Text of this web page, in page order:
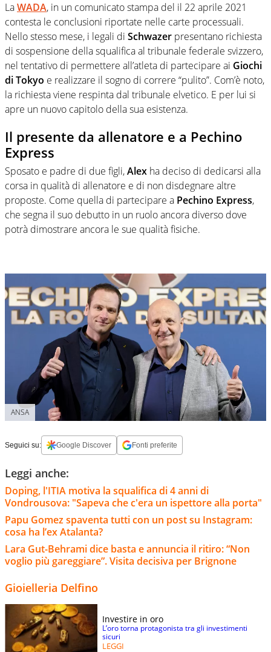
LaWADA, in un comunicato stampa del il 22 aprile 2021
contesta le conclusioni riportate nelle carte processuali.
Nello stesso mese, i legali di Schwazer presentano richiesta
di sospensione della squalifica al tribunale federale svizzero,
nel tentativo di permettere all’atleta di partecipare ai Giochi
di Tokyo e realizzare il sogno di correre “pulito”. Com’è noto,
la richiesta viene respinta dal tribunale elvetico. E per lui si
apre un nuovo capitolo della sua esistenza.
Il presente da allenatore e a Pechino
Express
Sposato e padre di due figli,Alex ha deciso di dedicarsi alla
corsa in qualità di allenatore e di non disdegnare altre
proposte. Come quella di partecipare a Pechino Express,
che segna il suo debutto in un ruolo ancora diverso dove
potrà dimostrare ancora le sue qualità fisiche.
ANSA
Seguici su: Google Discover Fonti preferite
Leggi anche:
Doping, l'ITIA motiva la squalifica di 4 anni di
Vondrousova: "Sapeva che c'era un ispettore alla porta"
Papu Gomez spaventa tutti con un post su Instagram:
cosa ha l’ex Atalanta?
Lara Gut-Behrami dice basta e annuncia il ritiro: “Non
voglio più gareggiare”. Visita decisiva per Brignone
Gioielleria Delfino
Investire in oro
L’oro torna protagonista tra gli investimenti
sicuri
LEGGI